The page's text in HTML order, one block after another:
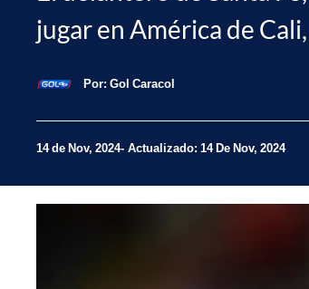
jugar en América de
Por: Gol Caracol
14 de Nov, 2024 Actualizado: 14 De Nov, 2024